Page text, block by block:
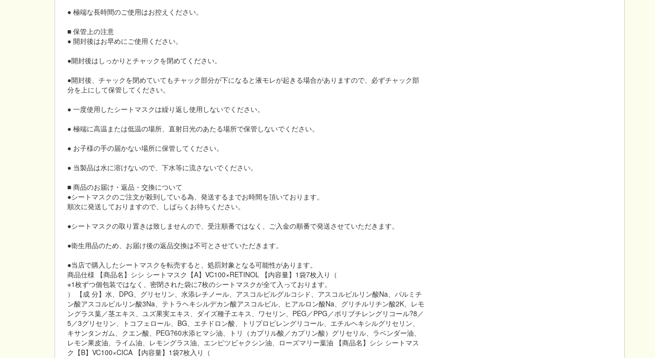
● 極端な長時間のご使用はお控えください。
■ 保管上の注意
● 開封後はお早めにご使用ください。
●開封後はしっかりとチャックを閉めてください。
●開封後、チャックを閉めていてもチャック部分が下になると液モレが起きる場合がありますので、必ずチャック部
分を上にして保管してください。
● 一度使用したシートマスクは繰り返し使用しないでください。
● 極端に高温または低温の場所、直射日光のあたる場所で保管しないでください。
● お子様の手の届かない場所に保管してください。
● 当製品は水に溶けないので、下水等に流さないでください。
■ 商品のお届け・返品・交換について
●シートマスクのご注文が殺到している為、発送するまでお時間を頂いております。
順次に発送しておりますので、しばらくお待ちください。
●シートマスクの取り置きは致しませんので、受注順番ではなく、ご入金の順番で発送させていただきます。
●衛生用品のため、お届け後の返品交換は不可とさせていただきます。
●当店で購入したシートマスクを転売すると、処罰対象となる可能性があります。
商品仕様 【商品名】シシ シートマスク【A】VC100×RETINOL 【内容量】1袋7枚入り（
※1枚ずつ個包装ではなく、密閉された袋に7枚のシートマスクが全て入っております。
） 【成 分】水、DPG、グリセリン、水添レチノール、アスコルビルグルコシド、アスコルビルリン酸Na、パルミチ
ン酸アスコルビルリン酸3Na、テトラヘキシルデカン酸アスコルビル、ヒアルロン酸Na、グリチルリチン酸2K、レモ
ングラス葉／茎エキス、ユズ果実エキス、ダイズ種子エキス、ワセリン、PEG／PPG／ポリブチレングリコール?8／
5／3グリセリン、トコフェロール、BG、エチドロン酸、トリプロピレングリコール、エチルヘキシルグリセリン、
キサンタンガム、クエン酸、PEG?60水添ヒマシ油、トリ（カプリル酸／カプリン酸）グリセリル、ラベンダー油、
レモン果皮油、ライム油、レモングラス油、エンピツビャクシン油、ローズマリー葉油 【商品名】シシ シートマス
ク【B】VC100×CICA 【内容量】1袋7枚入り（